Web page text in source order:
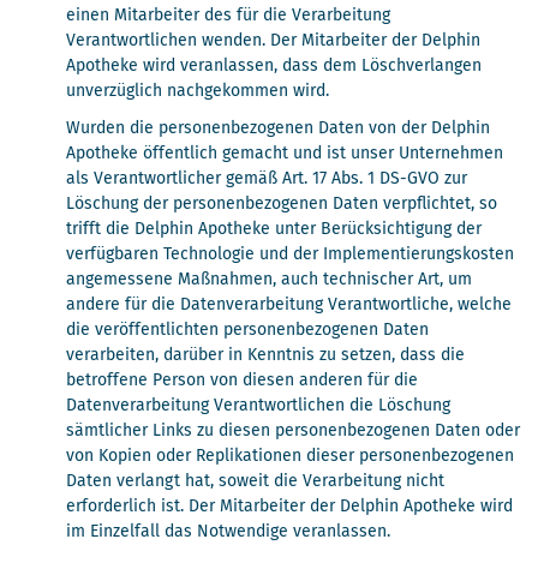
einen Mitarbeiter des für die Verarbeitung
Verantwortlichen wenden. Der Mitarbeiter der Delphin
Apotheke wird veranlassen, dass dem Löschverlangen
unverzüglich nachgekommen wird.
Wurden die personenbezogenen Daten von der Delphin
Apotheke öffentlich gemacht und ist unser Unternehmen
als Verantwortlicher gemäß Art. 17 Abs. 1 DS-GVO zur
Löschung der personenbezogenen Daten verpflichtet, so
trifft die Delphin Apotheke unter Berücksichtigung der
verfügbaren Technologie und der Implementierungskosten
angemessene Maßnahmen, auch technischer Art, um
andere für die Datenverarbeitung Verantwortliche, welche
die veröffentlichten personenbezogenen Daten
verarbeiten, darüber in Kenntnis zu setzen, dass die
betroffene Person von diesen anderen für die
Datenverarbeitung Verantwortlichen die Löschung
sämtlicher Links zu diesen personenbezogenen Daten oder
von Kopien oder Replikationen dieser personenbezogenen
Daten verlangt hat, soweit die Verarbeitung nicht
erforderlich ist. Der Mitarbeiter der Delphin Apotheke wird
im Einzelfall das Notwendige veranlassen.